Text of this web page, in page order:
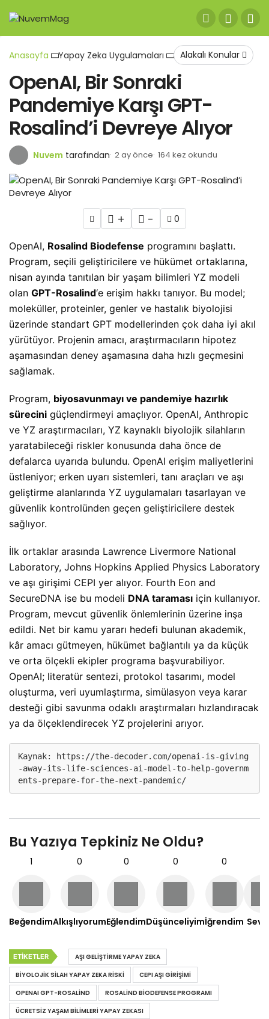
Anasayfa Yapay Zeka Uygulamaları Alakalı Konular
OpenAI, Bir Sonraki
Pandemiye Karşı GPT-
Rosalind’i Devreye Alıyor
Nuvem tarafından 2 ay önce 164 kez okundu
+ - 0
OpenAI, Rosalind Biodefense programını başlattı.
Program, seçili geliştiricilere ve hükümet ortaklarına,
nisan ayında tanıtılan bir yaşam bilimleri YZ modeli
olan GPT-Rosalind‘e erişim hakkı tanıyor. Bu model;
moleküller, proteinler, genler ve hastalık biyolojisi
üzerinde standart GPT modellerinden çok daha iyi akıl
yürütüyor. Projenin amacı, araştırmacıların hipotez
aşamasından deney aşamasına daha hızlı geçmesini
sağlamak.
Program, biyosavunmayı ve pandemiye hazırlık
sürecini güçlendirmeyi amaçlıyor. OpenAI, Anthropic
ve YZ araştırmacıları, YZ kaynaklı biyolojik silahların
yaratabileceği riskler konusunda daha önce de
defalarca uyarıda bulundu. OpenAI erişim maliyetlerini
üstleniyor; erken uyarı sistemleri, tanı araçları ve aşı
geliştirme alanlarında YZ uygulamaları tasarlayan ve
güvenlik kontrolünden geçen geliştiricilere destek
sağlıyor.
İlk ortaklar arasında Lawrence Livermore National
Laboratory, Johns Hopkins Applied Physics Laboratory
ve aşı girişimi CEPI yer alıyor. Fourth Eon and
SecureDNA ise bu modeli DNA taraması için kullanıyor.
Program, mevcut güvenlik önlemlerinin üzerine inşa
edildi. Net bir kamu yararı hedefi bulunan akademik,
kâr amacı gütmeyen, hükümet bağlantılı ya da küçük
ve orta ölçekli ekipler programa başvurabiliyor.
OpenAI; literatür sentezi, protokol tasarımı, model
oluşturma, veri uyumlaştırma, simülasyon veya karar
desteği gibi savunma odaklı araştırmaları hızlandıracak
ya da ölçeklendirecek YZ projelerini arıyor.
Kaynak:
https://the-decoder.com/openai-is-giving
-away-its-life-sciences-ai-model-to-help-governm
ents-prepare-for-the-next-pandemic/
Bu Yazıya Tepkiniz Ne Oldu?
1
Beğendim
0
Alkışlıyorum
0
Eğlendim
0
Düşünceliyim
0
İğrendim
ETIKETLER
AŞI GELIŞTIRME YAPAY ZEKA
BIYOLOJIK SILAH YAPAY ZEKA RISKI
CEPI AŞI GIRIŞIMI
OPENAI GPT-ROSALIND
ROSALIND BIODEFENSE PROGRAMI
ÜCRETSIZ YAŞAM BILIMLERI YAPAY ZEKASI